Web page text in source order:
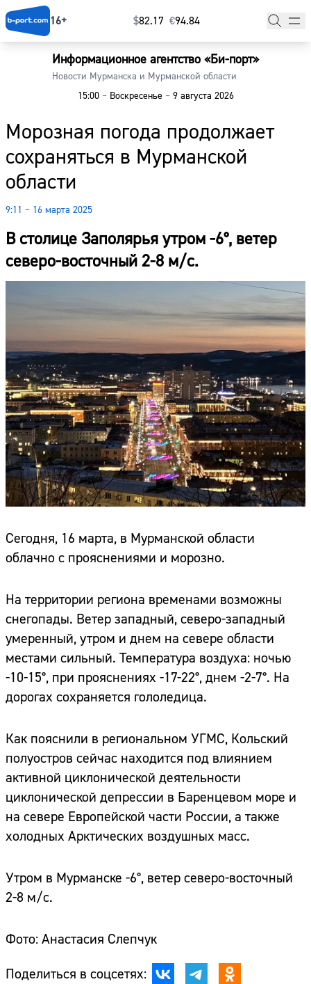
16+ $⁠82.17 €⁠94.84
Информационное агентство «Би-порт»
Новости Мурманска и Мурманской области
15:00 –Воскресенье –9 августа 2026
Морозная погода продолжает
сохраняться в Мурманской
области
9:11 – 16 марта 2025
В столице Заполярья утром -6°, ветер
северо-восточный 2-8 м/с.
Сегодня, 16 марта, в Мурманской области
облачно с прояснениями и морозно.
На территории региона временами возможны
снегопады. Ветер западный, северо-западный
умеренный, утром и днем на севере области
местами сильный. Температура воздуха: ночью
-10-15°, при прояснениях -17-22°, днем -2-7°. На
дорогах сохраняется гололедица.
Как пояснили в региональном УГМС, Кольский
полуостров сейчас находится под влиянием
активной циклонической деятельности
циклонической депрессии в Баренцевом море и
на севере Европейской части России, а также
холодных Арктических воздушных масс.
Утром в Мурманске -6°, ветер северо-восточный
2-8 м/с.
Фото: Анастасия Слепчук
Поделиться в соцсетях:
Главная
Наши гости
Фоторепортажи
Погода
Курсы валют